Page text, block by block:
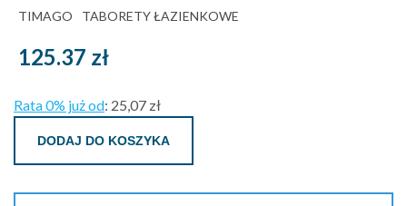
TIMAGO TABORETY ŁAZIENKOWE
125.37 zł
Rata 0% już od: 25,07 zł
DODAJ DO KOSZYKA